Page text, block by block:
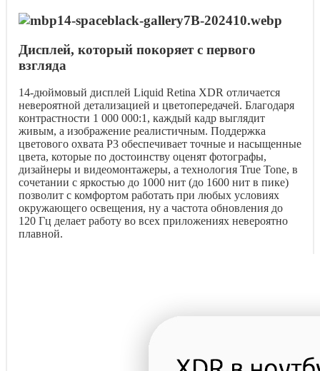
Дисплей, который покоряет с первого
взгляда
14-дюймовый дисплей Liquid Retina XDR отличается
невероятной детализацией и цветопередачей. Благодаря
контрастности 1 000 000:1, каждый кадр выглядит
живым, а изображение реалистичным. Поддержка
цветового охвата P3 обеспечивает точные и насыщенные
цвета, которые по достоинству оценят фотографы,
дизайнеры и видеомонтажеры, а технология True Tone, в
сочетании с яркостью до 1000 нит (до 1600 нит в пике)
позволит с комфортом работать при любых условиях
окружающего освещения, ну а частота обновления до
120 Гц делает работу во всех приложениях невероятно
плавной.